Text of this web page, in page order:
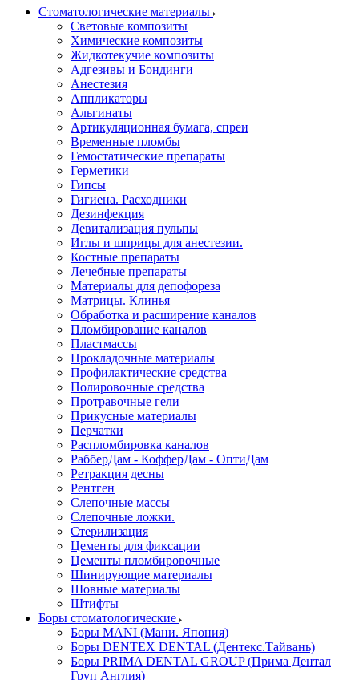
Стоматологические материалы
Световые композиты
Химические композиты
Жидкотекучие композиты
Адгезивы и Бондинги
Анестезия
Аппликаторы
Альгинаты
Артикуляционная бумага, спреи
Временные пломбы
Гемостатические препараты
Герметики
Гипсы
Гигиена. Расходники
Дезинфекция
Девитализация пульпы
Иглы и шприцы для анестезии.
Костные препараты
Лечебные препараты
Материалы для депофореза
Матрицы. Клинья
Обработка и расширение каналов
Пломбирование каналов
Пластмассы
Прокладочные материалы
Профилактические средства
Полировочные средства
Протравочные гели
Прикусные материалы
Перчатки
Распломбировка каналов
РабберДам - КофферДам - ОптиДам
Ретракция десны
Рентген
Слепочные массы
Слепочные ложки.
Стерилизация
Цементы для фиксации
Цементы пломбировочные
Шинирующие материалы
Шовные материалы
Штифты
Боры стоматологические
Боры MANI (Мани. Япония)
Боры DENTEX DENTAL (Дентекс.Тайвань)
Боры PRIMA DENTAL GROUP (Прима Дентал
Груп Англия)